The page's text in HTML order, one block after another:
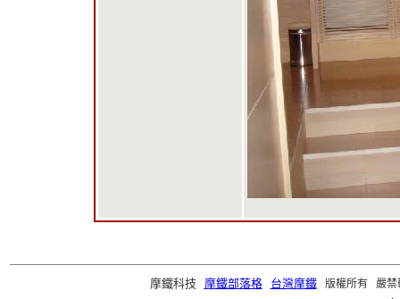
摩鐵科技 摩鐵部落格 台灣摩鐵版權所有 嚴禁